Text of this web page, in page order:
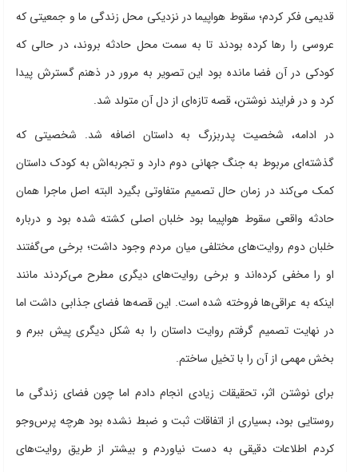
قدیمی فکر کردم؛ سقوط هواپیما در نزدیکی محل زندگی ما و جمعیتی که
عروسی را رها کرده بودند تا به سمت محل حادثه بروند، در حالی که
کودکی در آن فضا مانده بود این تصویر به مرور در ذهنم گسترش پیدا
کرد و در فرایند نوشتن، قصه تازه‌ای از دل آن متولد شد.
در ادامه، شخصیت پدربزرگ به داستان اضافه شد. شخصیتی که
گذشته‌ای مربوط به جنگ جهانی دوم دارد و تجربه‌اش به کودک داستان
کمک می‌کند در زمان حال تصمیم متفاوتی بگیرد البته اصل ماجرا همان
حادثه واقعی سقوط هواپیما بود خلبان اصلی کشته شده بود و درباره
خلبان دوم روایت‌های مختلفی میان مردم وجود داشت؛ برخی می‌گفتند
او را مخفی کرده‌اند و برخی روایت‌های دیگری مطرح می‌کردند مانند
اینکه به عراقی‌ها فروخته شده است. این قصه‌ها فضای جذابی داشت اما
در نهایت تصمیم گرفتم روایت داستان را به شکل دیگری پیش ببرم و
بخش مهمی از آن را با تخیل ساختم.
برای نوشتن اثر، تحقیقات زیادی انجام دادم اما چون فضای زندگی ما
روستایی بود، بسیاری از اتفاقات ثبت و ضبط نشده بود هرچه پرس‌وجو
کردم اطلاعات دقیقی به دست نیاوردم و بیشتر از طریق روایت‌های